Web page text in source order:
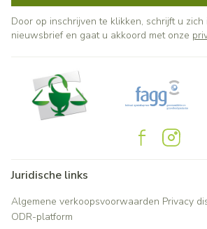
Door op inschrijven te klikken, schrijft u zich
nieuwsbrief en gaat u akkoord met onze
Juridische links
Algemene verkoopsvoorwaarden Privacy
ODR-platform